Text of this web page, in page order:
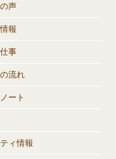
声
報
事
流れ
ート
ィ情報